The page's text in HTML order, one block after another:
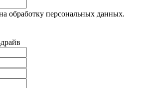
обработку персональных данных.